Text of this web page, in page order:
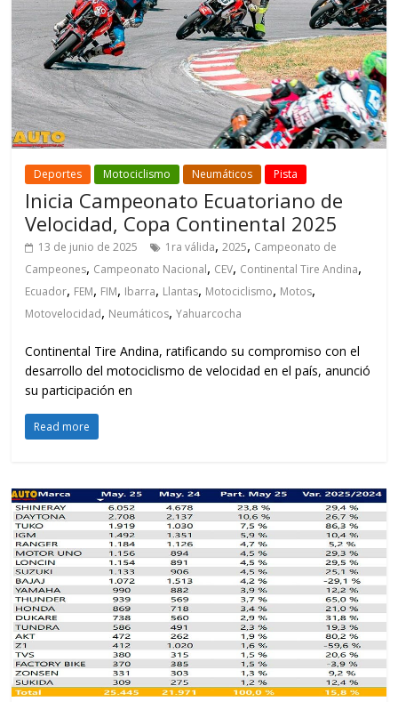
Deportes Motociclismo Neumáticos Pista
Inicia Campeonato Ecuatoriano de
Velocidad, Copa Continental 2025
13 de junio de 2025 1ra válida,2025, Campeonato de
Campeones, Campeonato Nacional, CEV, Continental Tire Andina,
Ecuador, FEM, FIM, Ibarra, Llantas, Motociclismo, Motos,
Motovelocidad, Neumáticos,Yahuarcocha
Continental Tire Andina, ratificando su compromiso con el
desarrollo del motociclismo de velocidad en el país, anunció
su participación en
Read more